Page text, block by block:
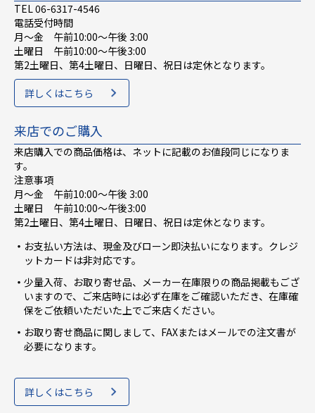
TEL 06-6317-4546
電話受付時間
月～金 午前10:00〜午後 3:00
土曜日 午前10:00〜午後3:00
第2土曜日、第4土曜日、日曜日、祝日は定休となります。
詳しくはこちら
来店でのご購入
来店購入での商品価格は、ネットに記載のお値段同じになりま
す。
注意事項
月～金 午前10:00〜午後 3:00
土曜日 午前10:00〜午後3:00
第2土曜日、第4土曜日、日曜日、祝日は定休となります。
お支払い方法は、現金及びローン即決払いになります。クレジ
ットカードは非対応です。
少量入荷、お取り寄せ品、メーカー在庫限りの商品掲載もござ
いますので、ご来店時には必ず在庫をご確認いただき、在庫確
保をご依頼いただいた上でご来店ください。
お取り寄せ商品に関しまして、FAXまたはメールでの注文書が
必要になります。
詳しくはこちら